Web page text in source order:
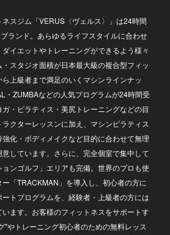
スジム「VERUS〈ヴェルス〉」は24時間
ランド。あらゆるライフスタイルに合わせ
イエットやトレーニングができるよう様々
スタジオ面積が日本最大級の複合型フィッ
上級者まで満足のいくマシンラインナッ
・ZUMBAなどの人気プログラムが24時間受
・ピラティス・美尻トレーニングなどの目
クターレッスンに加え、マシンピラティス
化・ボディメイクなど目的に合わせて無理
しています。さらに、完全個室で集中して
ンゴルフ」エリアも完備。世界のプロも使
「TRACKMAN」を導入し、初心者の方に
トプログラムを、経験者・上級者の方には
ます。お客様のフィットネスをサポートす
"やトレーニング初心者のための無料レッス